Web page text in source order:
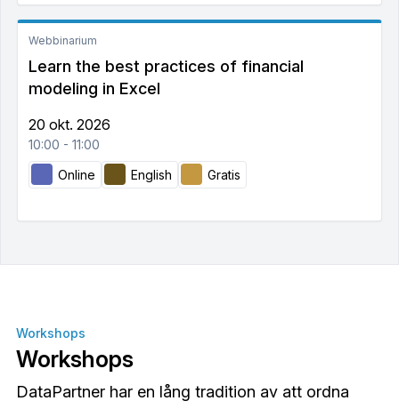
Webbinarium
Learn the best practices of financial
modeling in Excel
20 okt. 2026
10:00 - 11:00
Online
English Gratis
Workshops
Workshops
DataPartner har en lång tradition av att ordna